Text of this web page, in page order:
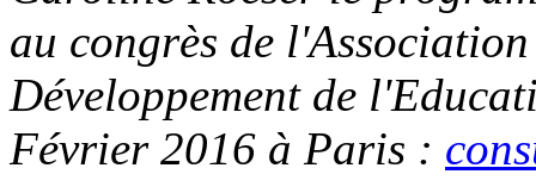
au congrès de
Développement de
Février 2016 à Paris :